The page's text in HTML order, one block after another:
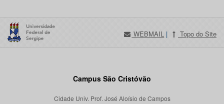
WEBMAIL | Topo do Site
Campus São Cristóvão
Cidade Univ. Prof. José Aloísio de Campos